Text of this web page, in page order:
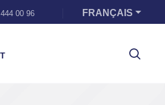
00 96 FRANÇAIS